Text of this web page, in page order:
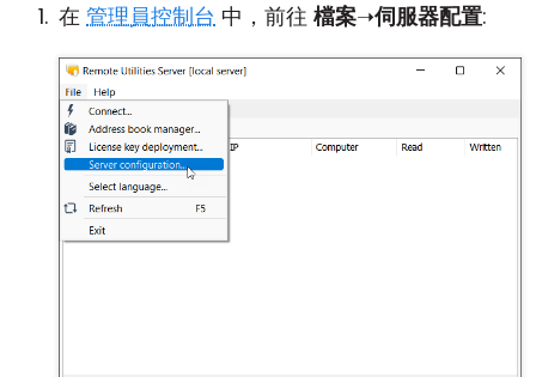
在 管理員控制台 中，前往 檔案➝伺服器配置: